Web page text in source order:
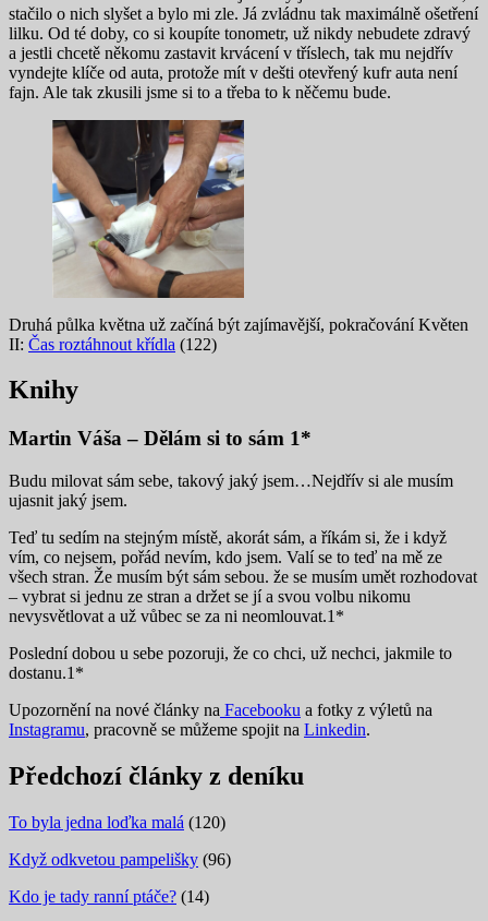
stačilo o nich slyšet a bylo mi zle. Já zvládnu tak maximálně ošetření
lilku. Od té doby, co si koupíte tonometr, už nikdy nebudete zdravý
a jestli chcetě někomu zastavit krvácení v tříslech, tak mu nejdřív
vyndejte klíče od auta, protože mít v dešti otevřený kufr auta není
fajn. Ale tak zkusili jsme si to a třeba to k něčemu bude.
Druhá půlka května už začíná být zajímavější, pokračování Květen
II: Čas roztáhnout křídla (122)
Knihy
Martin Váša – Dělám si to sám 1*
Budu milovat sám sebe, takový jaký jsem…Nejdřív si ale musím
ujasnit jaký jsem.
Teď tu sedím na stejným místě, akorát sám, a říkám si, že i když
vím, co nejsem, pořád nevím, kdo jsem. Valí se to teď na mě ze
všech stran. Že musím být sám sebou. že se musím umět rozhodovat
– vybrat si jednu ze stran a držet se jí a svou volbu nikomu
nevysvětlovat a už vůbec se za ni neomlouvat.1*
Poslední dobou u sebe pozoruji, že co chci, už nechci, jakmile to
dostanu.1*
Upozornění na nové články na Facebooku a fotky z výletů na
Instagramu, pracovně se můžeme spojit na Linkedin.
Předchozí články z deníku
To byla jedna loďka malá (120)
Když odkvetou pampelišky (96)
Kdo je tady ranní ptáče? (14)